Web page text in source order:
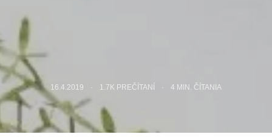
16.4.2019 1.7K PREČÍTANÍ 4 MIN. ČÍTANIA